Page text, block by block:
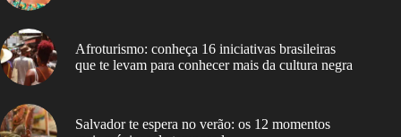
Afroturismo: conheça 16 iniciativas brasileiras
que te levam para conhecer mais da cultura negra
Salvador te espera no verão: os 12 momentos